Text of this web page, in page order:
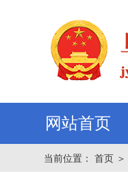
网站首页
当前位置： 首页 ＞